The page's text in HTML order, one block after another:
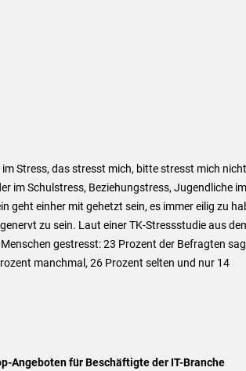
Stress, das stresst mich, bitte stresst mich
im Schulstress, Beziehungstress, Jugendliche im
geht einher mit gehetzt sein, es immer eilig zu
zu sein. Laut einer TK-Stressstudie aus
gestresst: 23 Prozent der Befragten
manchmal, 26 Prozent selten und nur 14
Angeboten für Beschäftigte der IT-Branche